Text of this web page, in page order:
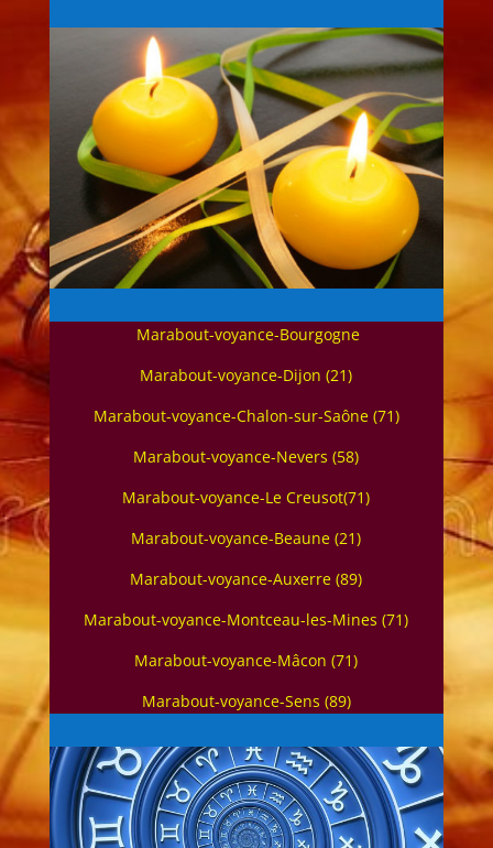
Marabout-voyance-Bourgogne
Marabout-voyance-Dijon (21)
Marabout-voyance-Chalon-sur-Saône (71)
Marabout-voyance-Nevers (58)
Marabout-voyance-Le Creusot(71)
Marabout-voyance-Beaune (21)
Marabout-voyance-Auxerre (89)
Marabout-voyance-Montceau-les-Mines (71)
Marabout-voyance-Mâcon (71)
Marabout-voyance-Sens (89)